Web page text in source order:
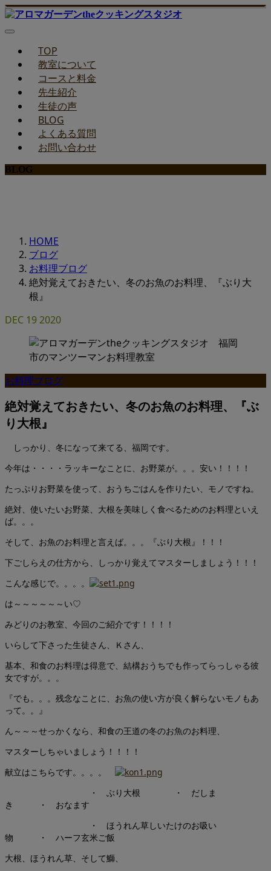
TOP
教室について
コースと料金
先生紹介
生徒の声
BLOG
よくある質問
お問い合わせ
BLOG
HOME
ブログ
お料理ブログ
絶対覚えておきたい、冬のお魚のお料理、『ぶり大
根』
DEC 192020
お料理ブログ
絶対覚えておきたい、冬のお魚のお料理、『ぶ
り大根』
しっかり、冬になって来てる、福岡です。
今年は・・・・ラッキーなことに、お野菜が。。。安い！！！！
たっぷりお野菜を使って、おうちごはんを作りたい、モノですね。
絶対、使いたいお野菜、大根を美味しく食べるためのお料理といえ
ば。。。
そして、お魚のお料理と言えば。。。『ぶり大根』！！！
下ごしらえの仕方から、しっかり覚えてマスターしましょう！！！
こんな感じで。。。。
は～～～～～～い♡
みどりのお教室、今回のご紹介です！！！！
いらして下さった生徒さん、Ｋさん、
基本、和食のお料理は得意で、結構おうちでも作ってらっしゃる彼
女ですが。。。
『でも。。。残念なことに、お魚の使い方が良く解らないモノもあ
って。。』
ん～～～せっかくなら、和食の王道の冬のお魚のお料理、
マスターしちゃいましょう！！！！
献立はこちらです。。。。
・ ぶり大根 ・ だしま
き ・ おなます
・ ほうれん草しいたけのお吸い
物 ・ ハーフ玄米ご飯
大根、ほうれん草、そして鰤、